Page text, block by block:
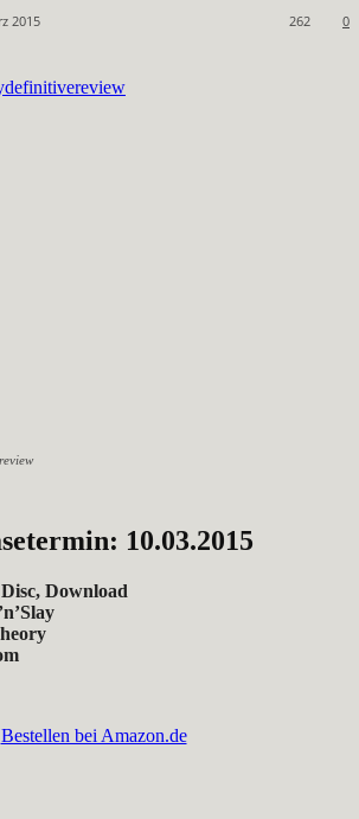
2015 0
262
10.03.2015
Download
Bestellen bei Amazon.de